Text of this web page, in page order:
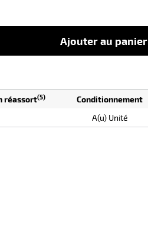
Ajouter au panier
réassort(5) Conditionnement
A(u) Unité